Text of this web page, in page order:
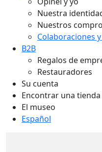
Nuestra
Nuestros
Colaboraciones
B2B
Regalos de
Restauradores
Su cuenta
Encontrar una tienda
El museo
Español